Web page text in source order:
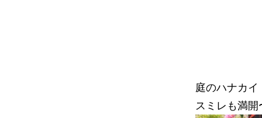
庭のハナカ
スミレも満開